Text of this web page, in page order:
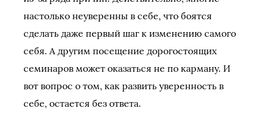
настолько неуверенны в себе, что боятся
сделать даже первый шаг к изменению самого
себя. А другим посещение дорогостоящих
семинаров может оказаться не по карману. И
вот вопрос о том, как развить уверенность в
себе, остается без ответа.